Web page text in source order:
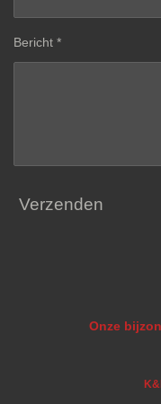
Bericht *
Verzenden
Onze